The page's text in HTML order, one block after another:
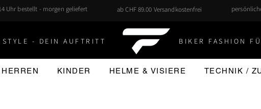
Uhr bestellt - morgen geliefert ab CHF 89.00 Versandkostenfrei
STYLE - DEIN AUFTRITT BIKER FASHION
HERREN KINDER HELME & VISIERE TECHNIK /